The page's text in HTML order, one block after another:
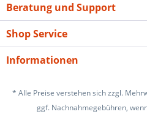
Beratung und Support
Shop Service
Informationen
* Alle Preise verstehen sich zzgl.
ggf. Nachnahmegebühren,